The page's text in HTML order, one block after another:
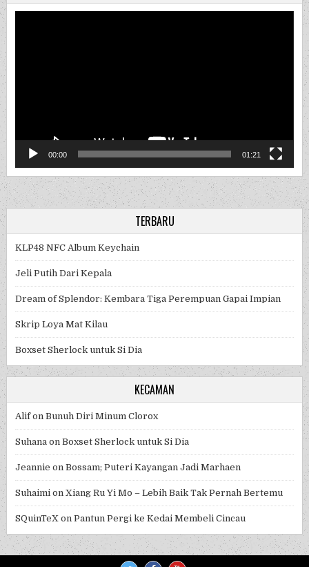
00:00 01:21
TERBARU
KLP48 NFC Album Keychain
Jeli Putih Dari Kepala
Dream of Splendor: Kembara Tiga Perempuan Gapai Impian
Skrip Loya Mat Kilau
Boxset Sherlock untuk Si Dia
KECAMAN
AlifonBunuh Diri Minum Clorox
Suhana onBoxset Sherlock untuk Si Dia
Jeannie onBossam; Puteri Kayangan Jadi Marhaen
Suhaimi onXiang Ru Yi Mo – Lebih Baik Tak Pernah Bertemu
SQuinTeX onPantun Pergi ke Kedai Membeli Cincau